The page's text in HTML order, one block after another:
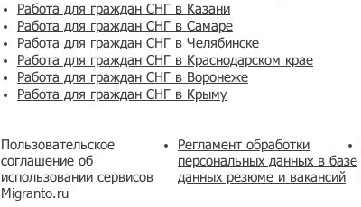
Работа для граждан СНГ в Казани
Работа для граждан СНГ в Самаре
Работа для граждан СНГ в Челябинске
Работа для граждан СНГ в Краснодарском крае
Работа для граждан СНГ в Воронеже
Работа для граждан СНГ в Крыму
Пользовательское
соглашение об
использовании сервисов
Migranto.ru
Регламент обработки
персональных данных в базе
данных резюме и вакансий